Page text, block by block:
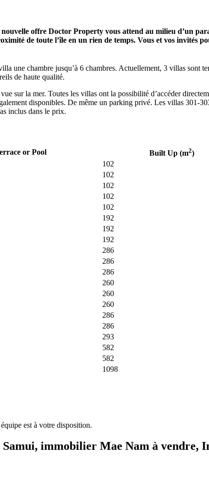
offre Doctor Property vous attend au milieu d’un
de toute l’île en un rien de temps. Vous et vos invités
une chambre jusqu’à 6 chambres. Actuellement, 3 villas sont
de haute qualité.
sur la mer. Toutes les villas ont la possibilité d’accéder
disponibles. De même un parking privé. Les villas 301-
inclus dans le prix.
or Pool Built Up (m2)
102
102
102
102
102
192
192
192
286
286
286
260
260
260
286
286
293
582
582
1098
est à votre disposition.
immobilier Mae Nam à vendre,